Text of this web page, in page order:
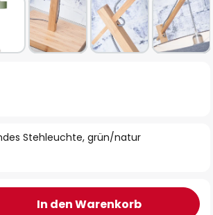
Stehleuchte, grün/natur
In den Warenkorb